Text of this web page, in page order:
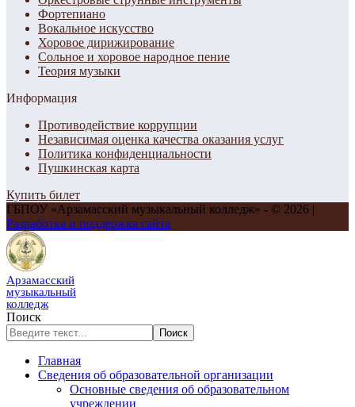
Фортепиано
Вокальное искусство
Хоровое дирижирование
Сольное и хоровое народное пение
Теория музыки
Информация
Противодействие коррупции
Независимая оценка качества оказания услуг
Политика конфиденциальности
Пушкинская карта
Купить билет
ГБПОУ «Арзамасский музыкальный колледж» - © 2026 |
Разработка и поддержка сайта
Арзамасский
музыкальный
колледж
Поиск
Поиск
Главная
Сведения об образовательной организации
Основные сведения об образовательном
учреждении